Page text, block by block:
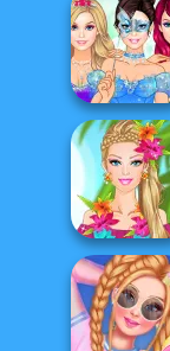
Princesses
Choose Your
Style
Barbie Fairy Vs
Mermaid Vs
Barbie
The World